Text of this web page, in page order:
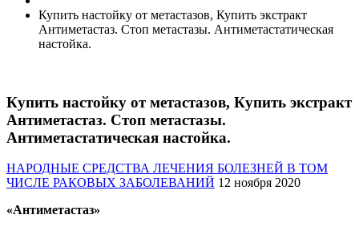
Купить настойку от метастазов, Купить экстракт
Антиметастаз. Стоп метастазы. Антиметастатическая
настойка.
Купить настойку от метастазов, Купить экстракт
Антиметастаз. Стоп метастазы.
Антиметастатическая настойка.
НАРОДНЫЕ СРЕДСТВА ЛЕЧЕНИЯ БОЛЕЗНЕЙ В ТОМ
ЧИСЛЕ РАКОВЫХ ЗАБОЛЕВАНИЙ 12 ноября 2020
«Антиметастаз»